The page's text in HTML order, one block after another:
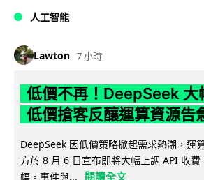
人工智能
Lawton 7 小時
低價不再！DeepSeek 大
低價搶客反釀運算資源告
DeepSeek 因低價策略掀起需求熱潮，運
方於 8 月 6 日宣布即將大幅上調 API 收
幅。事件與...
閱讀全文